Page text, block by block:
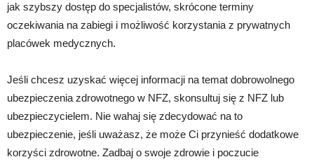
jak szybszy dostęp do specjalistów, skrócone terminy
oczekiwania na zabiegi i możliwość korzystania z prywatnych
placówek medycznych.
Jeśli chcesz uzyskać więcej informacji na temat dobrowolnego
ubezpieczenia zdrowotnego w NFZ, skonsultuj się z NFZ lub
ubezpieczycielem. Nie wahaj się zdecydować na to
ubezpieczenie, jeśli uważasz, że może Ci przynieść dodatkowe
korzyści zdrowotne. Zadbaj o swoje zdrowie i poczucie